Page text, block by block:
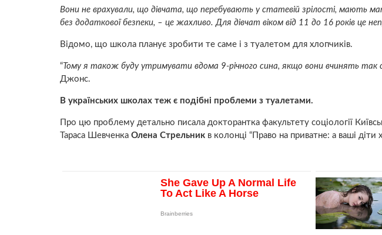
Вони не врахували, що дівчата, що перебувають у статевій зрілості, мають
без додаткової безпеки, – це жахливо. Для дівчат віком від 11 до 16 років це
Відомо, що школа планує зробити те саме і з туалетом для хлопчиків.
“Тому я також буду утримувати вдома 9-річного сина, якщо вони вчинять так
Джонс.
В українських школах теж є подібні проблеми з туалетами.
Про цю проблему детально писала докторантка факультету соціології
Тараса Шевченка Олена Стрельник в колонці “Право на приватне: а ваші діти